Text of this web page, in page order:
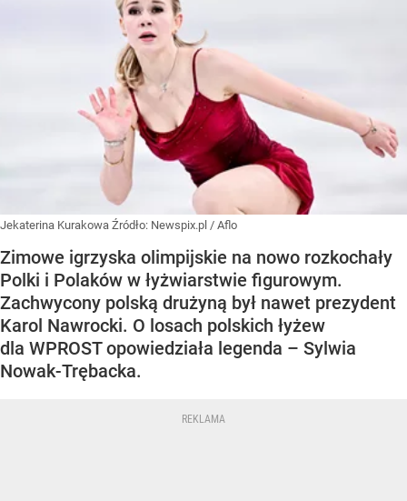
Jekaterina Kurakowa Źródło: Newspix.pl / Aflo
Zimowe igrzyska olimpijskie na nowo rozkochały
Polki i Polaków w łyżwiarstwie figurowym.
Zachwycony polską drużyną był nawet prezydent
Karol Nawrocki. O losach polskich łyżew
dla WPROST opowiedziała legenda – Sylwia
Nowak-Trębacka.